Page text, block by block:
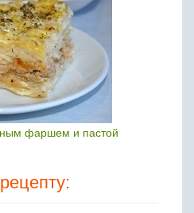
фаршем и пастой